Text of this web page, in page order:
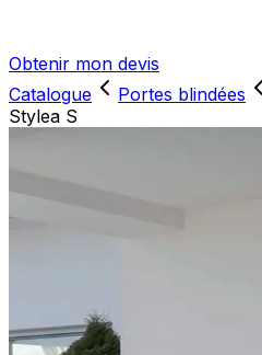
Obtenir mon devis
Catalogue
Portes blindées
Stylea S